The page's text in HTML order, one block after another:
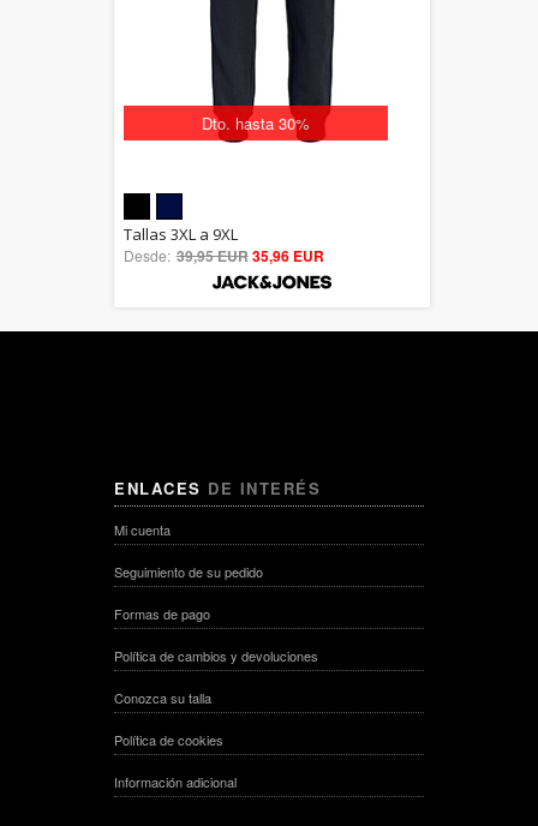
Dto. hasta 30%
5.00
out of 5
Tallas 3XL a 9XL
Desde: 39,95 EUR35,96 EUR
ENLACES DE INTERÉS
Mi cuenta
Seguimiento de su pedido
Formas de pago
Política de cambios y devoluciones
Conozca su talla
Política de cookies
Información adicional